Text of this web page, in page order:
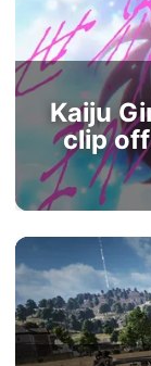
Kaiju
clip